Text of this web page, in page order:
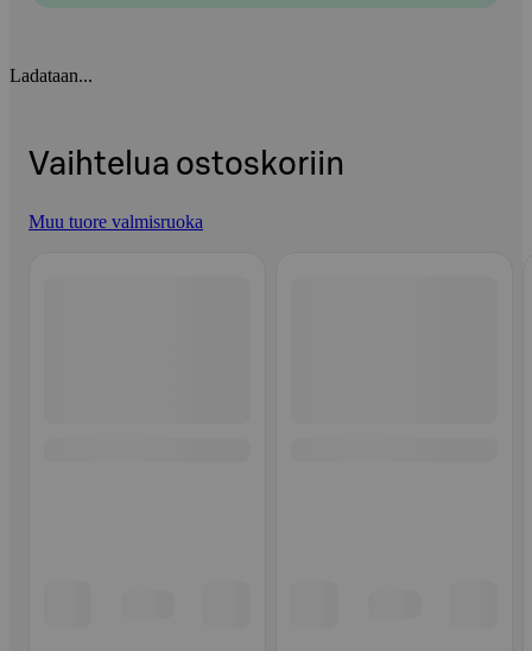
Ladataan...
Vaihtelua ostoskoriin
Muu tuore valmisruoka